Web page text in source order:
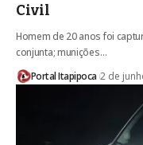
Civil
Homem de 20 anos foi
conjunta; munições…
Portal Itapipoca 2 de